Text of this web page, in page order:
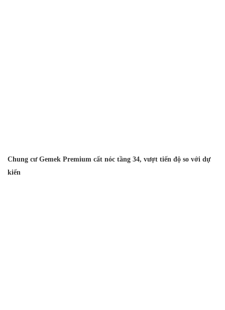
Chung cư Gemek Premium cất nóc tầng 34, vượt tiến độ so với dự
kiến